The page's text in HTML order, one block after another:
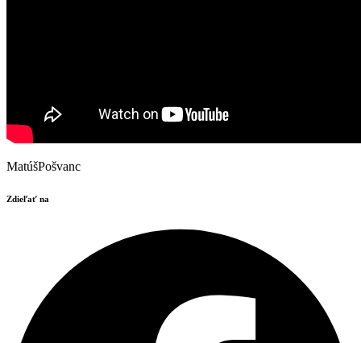
MatúšPošvanc
Zdieľať na